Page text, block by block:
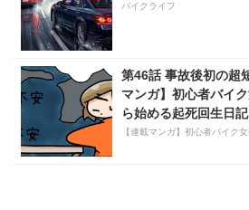
バイクライフ
第46話 事故後初の超
マンガ】初心者バイ
ら始める起死回生日記